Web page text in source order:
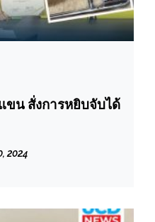
ขน สั่งการหยิบจับได้
2024